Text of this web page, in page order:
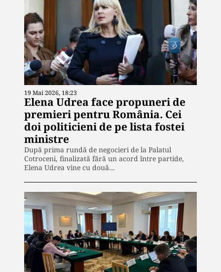
19 Mai 2026, 18:23
Elena Udrea face propuneri de
premieri pentru România. Cei
doi politicieni de pe lista fostei
ministre
După prima rundă de negocieri de la Palatul
Cotroceni, finalizată fără un acord între partide,
Elena Udrea vine cu două…